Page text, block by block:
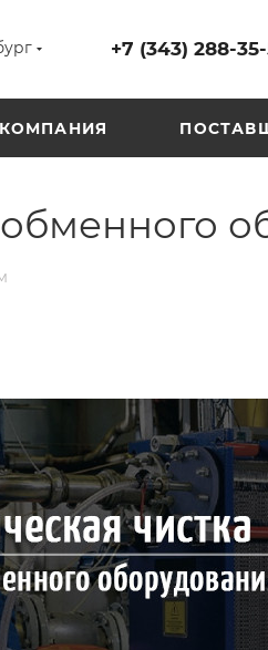
+7 (343) 288-
КОМПАНИЯ